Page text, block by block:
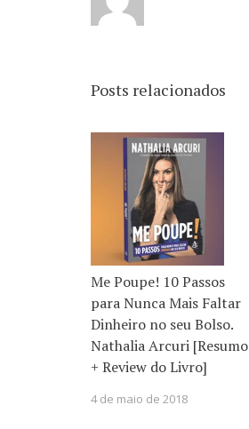
Posts relacionados
Me Poupe! 10 Passos
para Nunca Mais Faltar
Dinheiro no seu Bolso.
Nathalia Arcuri [Resumo
+ Review do Livro]
4 de maio de 2018